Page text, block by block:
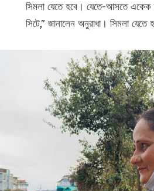
সিমলা যেতে হবে। যেতে-আসতে একেক
সিটে,” জানালেন অনুরাধা। সিমলা যেতে